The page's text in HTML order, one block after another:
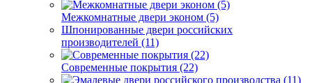
Межкомнатные двери эконом (5)
Шпонированные двери российских
производителей (11)
Современные покрытия (22)